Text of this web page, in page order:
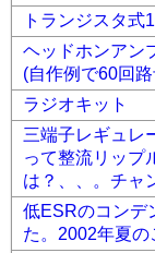
トランジスタ
ヘッドホンアン
(自作例で60回
ラジオキット
三端子レギュレ
って整流リッ
は？、、。チャ
低ESRのコン
た。2002年夏の